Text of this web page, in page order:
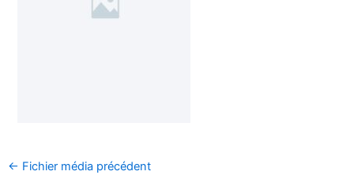
← Fichier média précédent